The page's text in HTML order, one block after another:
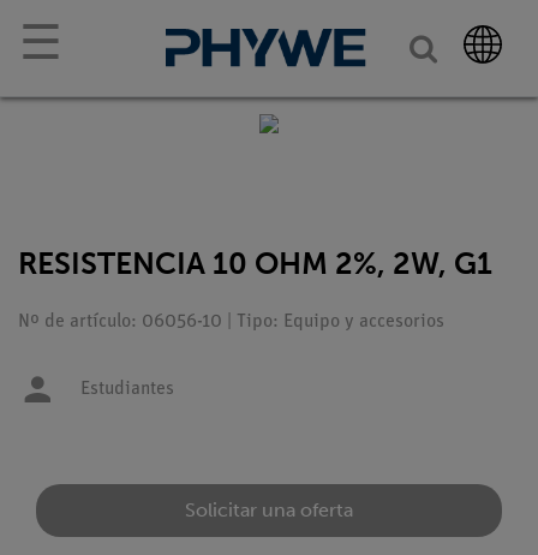
☰
RESISTENCIA 10 OHM 2%, 2W, G1
Nº de artículo: 06056-10 | Tipo: Equipo y accesorios
Estudiantes
Solicitar una oferta